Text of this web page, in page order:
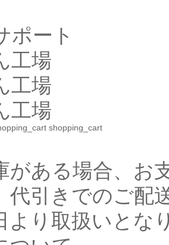
ポート
工場
工場
工場
shopping_cart
がある場合、お
代引きでのご配
より取扱いとな